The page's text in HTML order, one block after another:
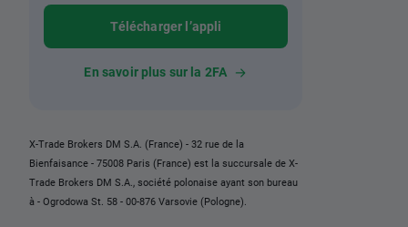
Télécharger l’appli
En savoir plus sur la 2FA
X-Trade Brokers DM S.A. (France) - 32 rue de la
Bienfaisance - 75008 Paris (France) est la succursale de X-
Trade Brokers DM S.A., société polonaise ayant son bureau
à - Ogrodowa St. 58 - 00-876 Varsovie (Pologne).